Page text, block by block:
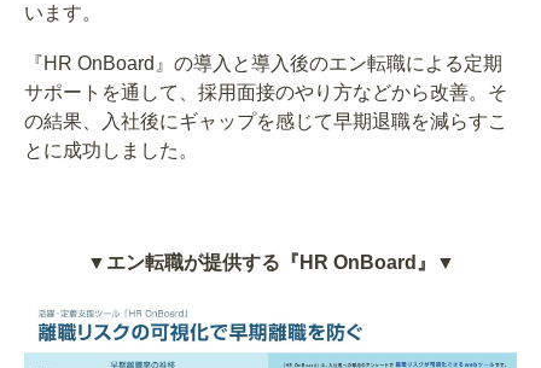
います。
『HR OnBoard』の導入と導入後のエン転職による定期
サポートを通して、採用面接のやり方などから改善。そ
の結果、入社後にギャップを感じて早期退職を減らすこ
とに成功しました。
▼エン転職が提供する『HR OnBoard』▼